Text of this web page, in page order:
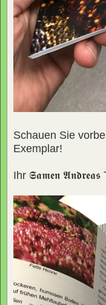
Schauen Sie
Exemplar!
Ihr 𝕾𝖆𝖒𝖊𝖓 𝕬𝖓𝖉𝖗𝖊𝖆𝖘